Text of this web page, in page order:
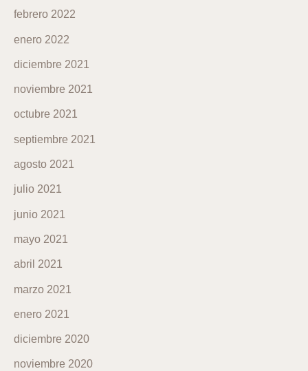
febrero 2022
enero 2022
diciembre 2021
noviembre 2021
octubre 2021
septiembre 2021
agosto 2021
julio 2021
junio 2021
mayo 2021
abril 2021
marzo 2021
enero 2021
diciembre 2020
noviembre 2020